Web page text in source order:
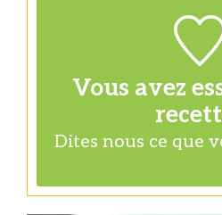
Vous avez
Dites nous ce que